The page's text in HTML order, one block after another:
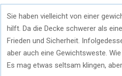
Sie haben vielleicht von einer
hilft. Da die Decke schwerer als
Frieden und Sicherheit.
aber auch eine Gewichtsweste.
Es mag etwas seltsam klingen,